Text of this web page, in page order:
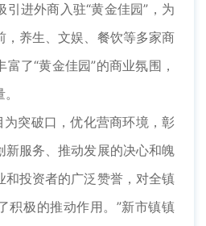
进外商入驻“黄金佳园”，为
，养生、文娱、餐饮等多家商
了“黄金佳园”的商业氛围，
突破口，优化营商环境，彰
新服务、推动发展的决心和魄
和投资者的广泛赞誉，对全镇
积极的推动作用。”新市镇镇